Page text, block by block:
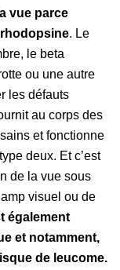
vue parce
rhodopsine. Le
le beta
ou une autre
les défauts
au corps des
et fonctionne
deux. Et c’est
de la vue sous
visuel ou de
également
et notamment,
de leucome.